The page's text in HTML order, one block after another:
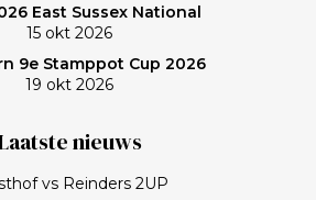
East Sussex National
15 okt 2026
9e Stamppot Cup 2026
19 okt 2026
nieuws
vs Reinders 2UP